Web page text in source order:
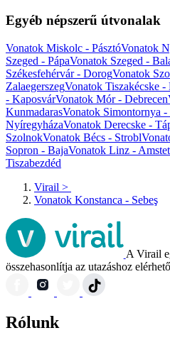
Egyéb népszerű útvonalak
Vonatok Miskolc - PásztóVonatok
Szeged - PápaVonatok Szeged -
Székesfehérvár - DorogVonatok
ZalaegerszegVonatok Tiszakécske -
- KaposvárVonatok Mór - Debrecen
KunmadarasVonatok Simontornya
NyíregyházaVonatok Derecske -
SzolnokVonatok Bécs - Strobl
Sopron - BajaVonatok Linz -
Tiszabezdéd
Virail >
Vonatok Konstanca - Sebeş
A Virail
összehasonlítja az utazáshoz
Rólunk